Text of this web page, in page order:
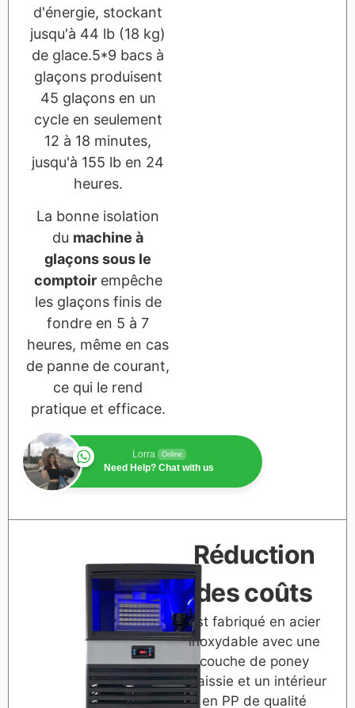
d'énergie, stockant
jusqu'à 44 lb (18 kg)
de glace.5*9 bacs à
glaçons produisent
45 glaçons en un
cycle en seulement
12 à 18 minutes,
jusqu'à 155 lb en 24
heures.
La bonne isolation
du machine à
glaçons sous le
comptoirempêche
les glaçons finis de
fondre en 5 à 7
heures, même en cas
de panne de courant,
ce qui le rend
pratique et efficace.
Lorra Online
Need Help? Chat with us
Réduction
des coûts
est fabriqué en acier
inoxydable avec une
couche de poney
épaissie et un intérieur
en PP de qualité